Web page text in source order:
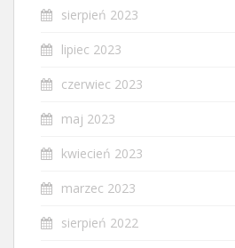
sierpień 2023
lipiec 2023
czerwiec 2023
maj 2023
kwiecień 2023
marzec 2023
sierpień 2022